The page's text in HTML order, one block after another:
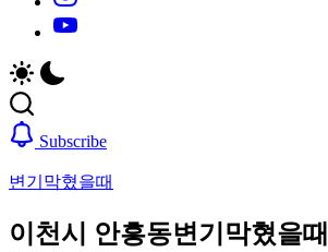
기
대
기
https://youtube.com/
Subscribe
변기막혔을때
이천시 안흥동변기막혔을때